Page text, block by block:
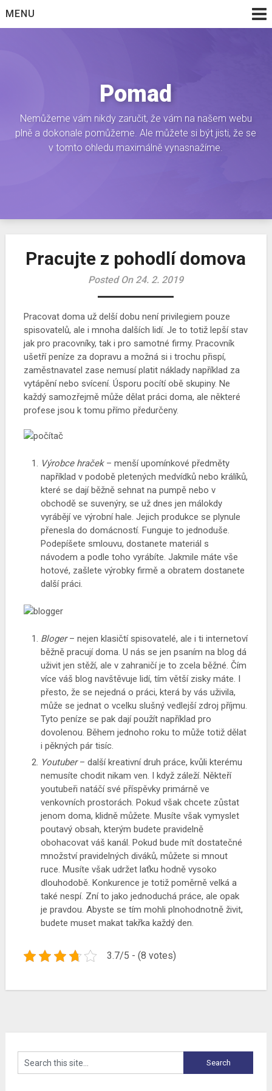
toMENU
Pomad
Nemůžeme vám nikdy zaručit, že vám na našem webu
plně a dokonale pomůžeme. Ale můžete si být jisti, že se
v tomto ohledu maximálně vynasnažíme.
Pracujte z pohodlí domova
Posted On 24. 2. 2019
Pracovat doma už delší dobu není privilegiem pouze
spisovatelů, ale i mnoha dalších lidí. Je to totiž lepší stav
jak pro pracovníky, tak i pro samotné firmy. Pracovník
ušetří peníze za dopravu a možná si i trochu přispí,
zaměstnavatel zase nemusí platit náklady například za
vytápění nebo svícení. Úsporu pocítí obě skupiny. Ne
každý samozřejmě může dělat práci doma, ale některé
profese jsou k tomu přímo předurčeny.
Výrobce hraček– menší upomínkové předměty
například v podobě pletených medvídků nebo králíků,
které se dají běžně sehnat na pumpě nebo v
obchodě se suvenýry, se už dnes jen málokdy
vyrábějí ve výrobní hale. Jejich produkce se plynule
přenesla do domácností. Funguje to jednoduše.
Podepíšete smlouvu, dostanete materiál s
návodem a podle toho vyrábíte. Jakmile máte vše
hotové, zašlete výrobky firmě a obratem dostanete
další práci.
Bloger– nejen klasičtí spisovatelé, ale i ti internetoví
běžně pracují doma. U nás se jen psaním na blog dá
uživit jen stěží, ale v zahraničí je to zcela běžné. Čím
více váš blog navštěvuje lidí, tím větší zisky máte. I
přesto, že se nejedná o práci, která by vás uživila,
může se jednat o vcelku slušný vedlejší zdroj příjmu.
Tyto peníze se pak dají použít například pro
dovolenou. Během jednoho roku to může totiž dělat
i pěkných pár tisíc.
Youtuber– další kreativní druh práce, kvůli kterému
nemusíte chodit nikam ven. I když záleží. Někteří
youtubeři natáčí své příspěvky primárně ve
venkovních prostorách. Pokud však chcete zůstat
jenom doma, klidně můžete. Musíte však vymyslet
poutavý obsah, kterým budete pravidelně
obohacovat váš kanál. Pokud bude mít dostatečné
množství pravidelných diváků, můžete si mnout
ruce. Musíte však udržet laťku hodně vysoko
dlouhodobě. Konkurence je totiž poměrně velká a
také nespí. Zní to jako jednoduchá práce, ale opak
je pravdou. Abyste se tím mohli plnohodnotně živit,
budete muset makat takřka každý den.
3.7/5 - (8 votes)